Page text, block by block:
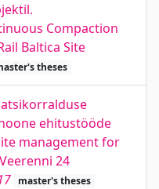
Compaction
Baltica Site
theses
ehitustööde
management for
24
master's theses